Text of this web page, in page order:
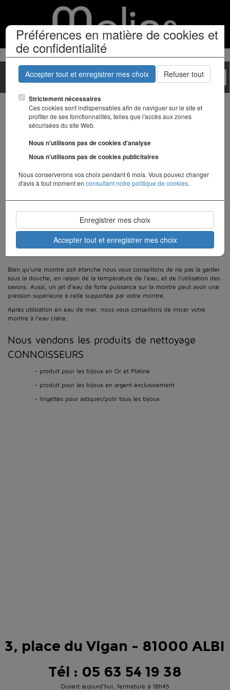
Préférences en matière de cookies et
de confidentialité
Accepter tout et enregistrer mes choix Refuser tout
Strictement nécessaires
Ces cookies sont indispensables afin de naviguer sur le site et
profiter de ses fonctionnalités, telles que l'accès aux zones
sécurisées du site Web.
Nous n'utilisons pas de cookies d'analyse
Nous n'utilisons pas de cookies publicitaires
Nous conserverons vos choix pendant 6 mois. Vous pouvez changer
d'avis à tout moment enconsultant notre politique de cookies.
Enregistrer mes choix
Accepter tout et enregistrer mes choix
Entretien des bijoux
Les colliers et bracelets semi rigides
Tous les colliers et bracelets à maille semi-rigide (maille anglaise,
vénitienne, cables ...) doivent être portés avec soins. Ne dormez pas avec,
car le bijou pourrait prendre un pli.
Les perles de culture
régulièrement.
- ne les laissez pas dans un endroit sec pendant de longs mois. La perle est
un élément organique, qui est né dans l'eau, et elle a besoin d'humidité.
Entretien des montres
Bien qu'une montre soit étanche nous vous conseillons de ne pas la garder
sous la douche, en raison de la température de l'eau, et de l'utilisation des
savons. Aussi, un jet d'eau de forte puissance sur la montre peut avoir une
pression supérieure à celle supportée par votre montre.
Après utilsiation en eau de mer, nous vous conseillons de rincer votre
montre à l'eau claire.
Nous vendons les produits de nettoyage
CONNOISSEURS
- produit pour les bijoux en Or et Platine
- produit pour les bijoux en argent exclusivement
- lingettes pour astiquer/polir tous les bijoux
3, place du Vigan - 81000 ALBI
Tél : 05 63 54 19 38
Ouvert aujourd'hui, fermeture à 18h45